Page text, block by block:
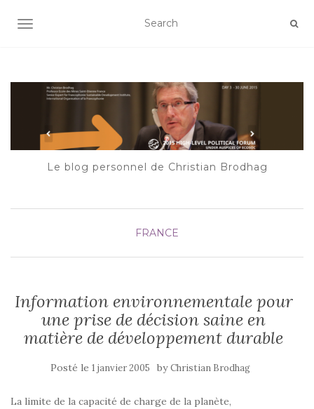
AFFICHER/MASQUER LA NAVIGATION
Le blog personnel de Christian Brodhag
FRANCE
Information environnementale pour
une prise de décision saine en
matière de développement durable
Posté le 1 janvier 2005 byChristian Brodhag
La limite de la capacité de charge de la planète,